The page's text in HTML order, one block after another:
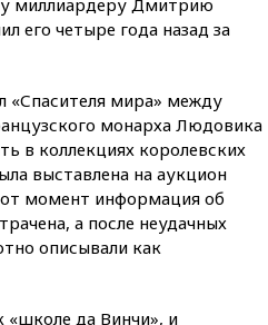
его четыре года назад за
«Спасителя мира» между
монарха Людовика
в коллекциях королевских
выставлена на аукцион
момент информация об
а после неудачных
описывали как
«школе да Винчи», и